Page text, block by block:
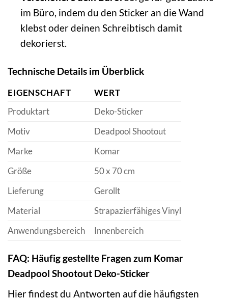
im Büro, indem du den Sticker an die Wand
klebst oder deinen Schreibtisch damit
dekorierst.
Technische Details im Überblick
EIGENSCHAFT
WERT
Produktart
Deko-Sticker
Motiv
Deadpool Shootout
Marke
Komar
Größe
50 x 70 cm
Lieferung
Gerollt
Material
Strapazierfähiges Vinyl
Anwendungsbereich
Innenbereich
FAQ: Häufig gestellte Fragen zum Komar
Deadpool Shootout Deko-Sticker
Hier findest du Antworten auf die häufigsten